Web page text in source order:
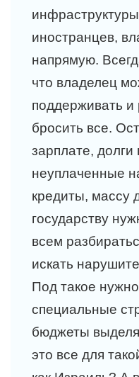
иностранцев,
напрямую.
что владелец
поддерживать и
бросить все.
зарплате,
неуплаченные
кредиты, массу
государству
всем
искать
Под такое
специальные
бюджеты
это все для